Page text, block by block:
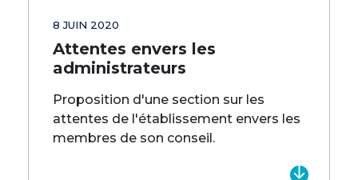
8 JUIN 2020
Attentes envers les
administrateurs
Proposition d'une section sur les
attentes de l'établissement envers les
membres de son conseil.